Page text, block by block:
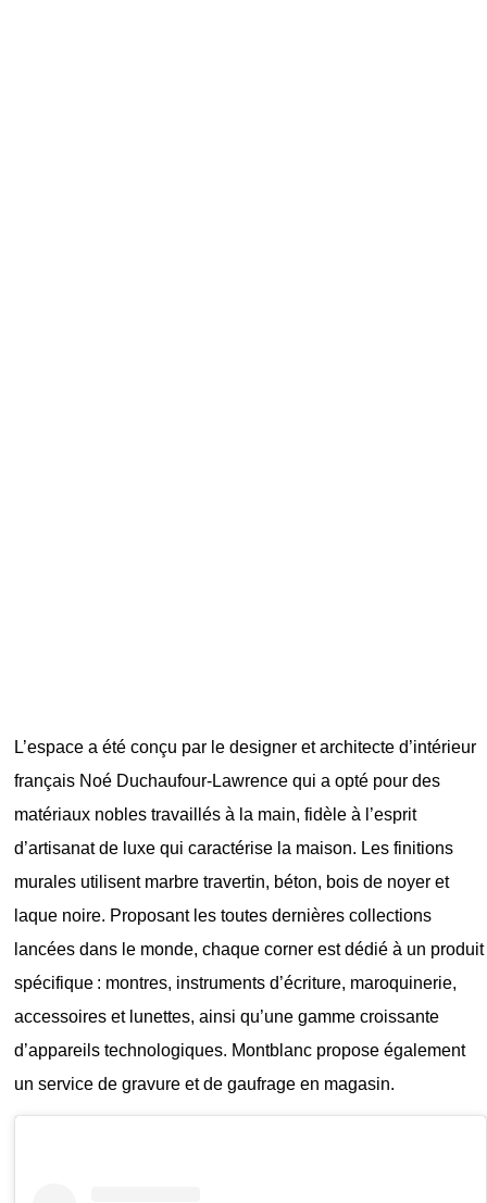
L’espace a été conçu par le designer et architecte d’intérieur
français Noé Duchaufour-Lawrence qui a opté pour des
matériaux nobles travaillés à la main, fidèle à l’esprit
d’artisanat de luxe qui caractérise la maison. Les finitions
murales utilisent marbre travertin, béton, bois de noyer et
laque noire. Proposant les toutes dernières collections
lancées dans le monde, chaque corner est dédié à un produit
spécifique : montres, instruments d’écriture, maroquinerie,
accessoires et lunettes, ainsi qu’une gamme croissante
d’appareils technologiques. Montblanc propose également
un service de gravure et de gaufrage en magasin.